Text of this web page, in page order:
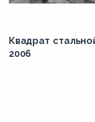
Квадрат
2006